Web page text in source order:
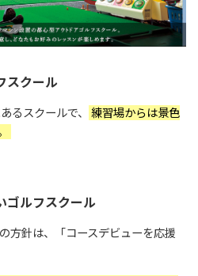
スクール
るスクールで、
練習場からは景色
ゴルフスクール
方針は、「コースデビューを応援